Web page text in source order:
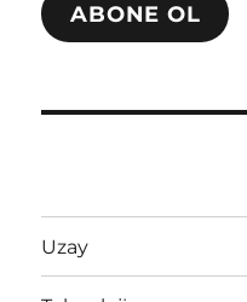
ABONE OL
Uzay